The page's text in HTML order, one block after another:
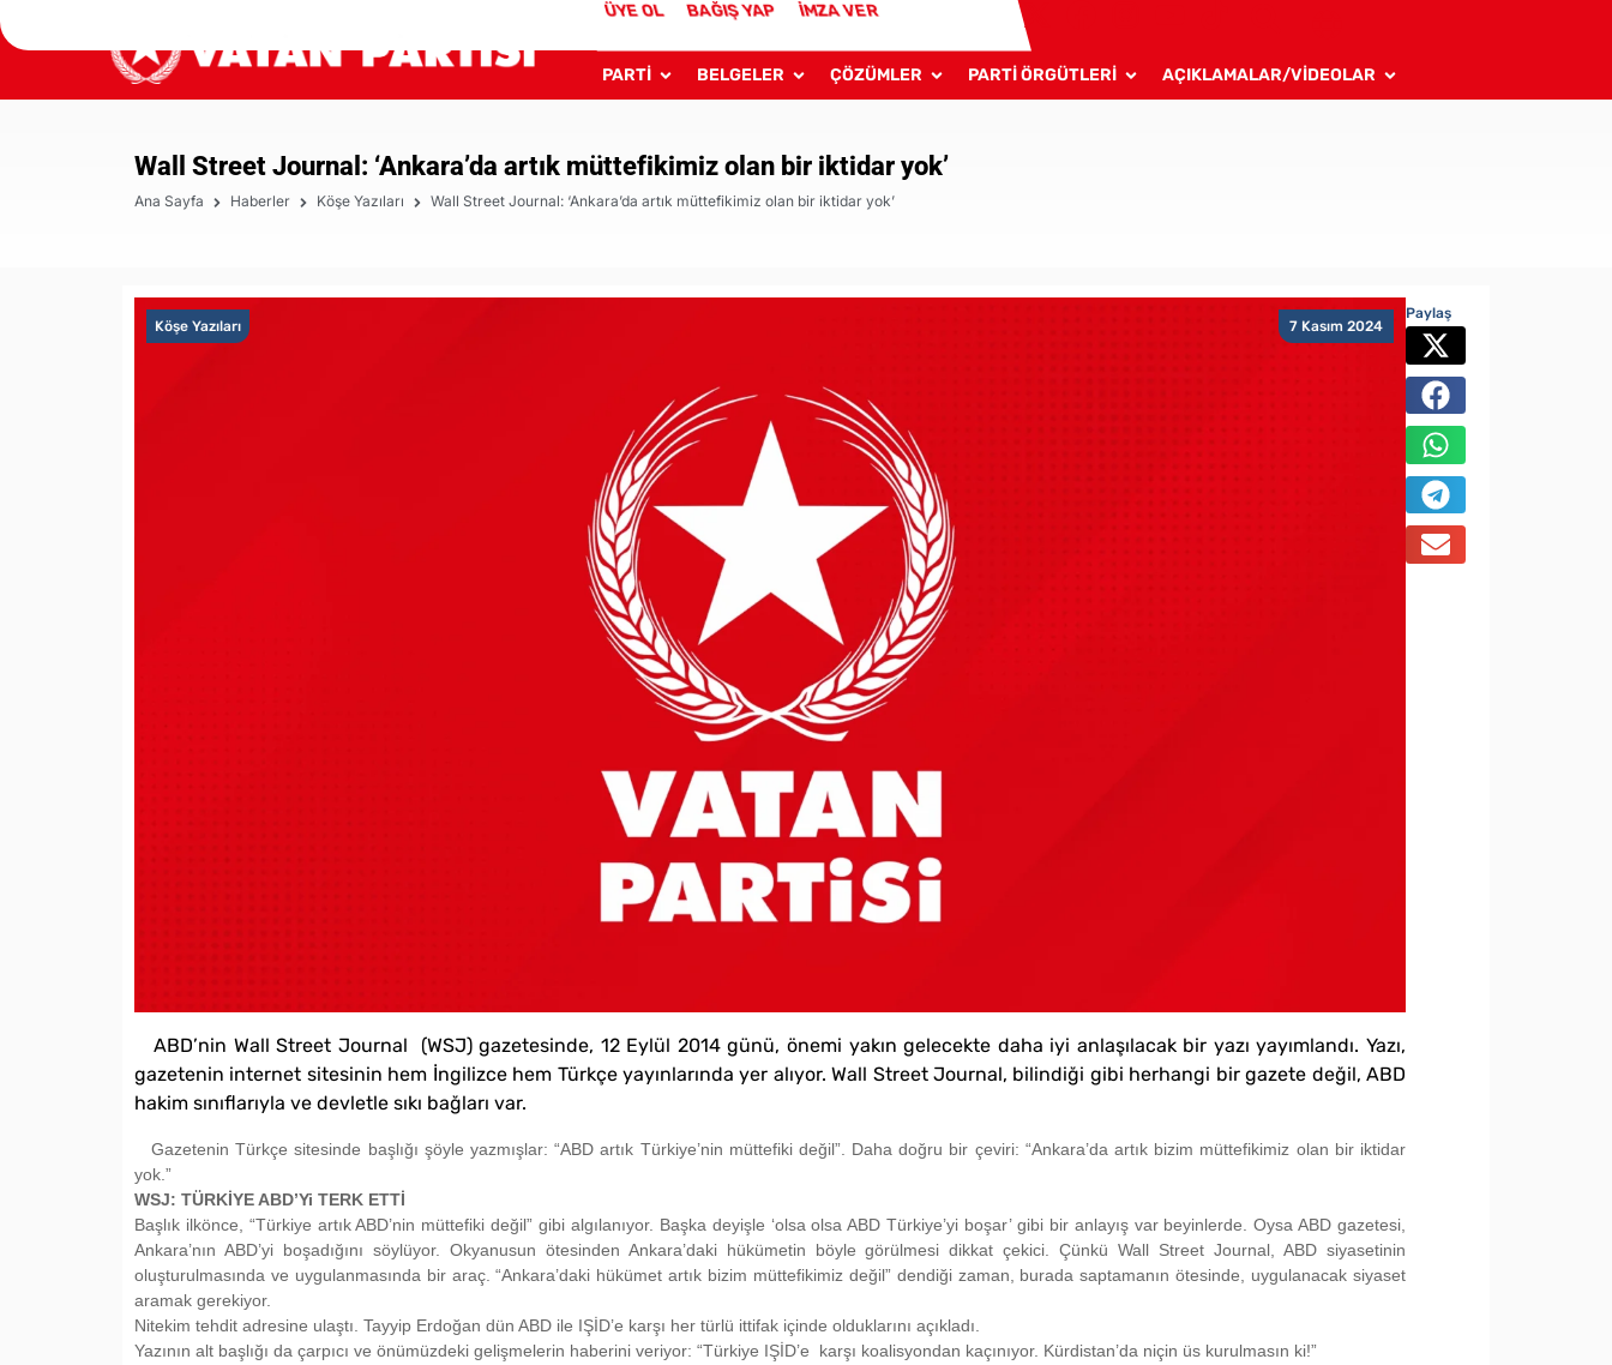
ÜYE OL BAĞIŞ YAP İMZA VER
PARTİ BELGELER ÇÖZÜMLER PARTİ ÖRGÜTLERİ AÇIKLAMALAR/VİDEOLAR
Wall Street Journal: ‘Ankara’da artık müttefikimiz olan bir iktidar yok’
Ana Sayfa Haberler Köşe Yazıları Wall Street Journal: ‘Ankara’da artık müttefikimiz olan bir iktidar yok’
7 Kasım 2024
Köşe Yazıları
ABD’nin Wall Street Journal (WSJ) gazetesinde, 12 Eylül 2014 günü, önemi yakın gelecekte daha iyi anlaşılacak bir yazı yayımlandı. Yazı,
gazetenin internet sitesinin hem İngilizce hem Türkçe yayınlarında yer alıyor. Wall Street Journal, bilindiği gibi herhangi bir gazete değil, ABD
hakim sınıflarıyla ve devletle sıkı bağları var.
Gazetenin Türkçe sitesinde başlığı şöyle yazmışlar: “ABD artık Türkiye’nin müttefiki değil”. Daha doğru bir çeviri: “Ankara’da artık bizim müttefikimiz olan bir iktidar
yok.”
WSJ: TÜRKİYE ABD’Yi TERK ETTİ
Başlık ilkönce, “Türkiye artık ABD’nin müttefiki değil” gibi algılanıyor. Başka deyişle ‘olsa olsa ABD Türkiye’yi boşar’ gibi bir anlayış var beyinlerde. Oysa ABD gazetesi,
Ankara’nın ABD’yi boşadığını söylüyor. Okyanusun ötesinden Ankara’daki hükümetin böyle görülmesi dikkat çekici. Çünkü Wall Street Journal, ABD siyasetinin
oluşturulmasında ve uygulanmasında bir araç. “Ankara’daki hükümet artık bizim müttefikimiz değil” dendiği zaman, burada saptamanın ötesinde, uygulanacak siyaset
aramak gerekiyor.
Nitekim tehdit adresine ulaştı. Tayyip Erdoğan dün ABD ile IŞİD’e karşı her türlü ittifak içinde olduklarını açıkladı.
Yazının alt başlığı da çarpıcı ve önümüzdeki gelişmelerin haberini veriyor: “Türkiye IŞİD’e karşı koalisyondan kaçınıyor. Kürdistan’da niçin üs kurulmasın ki!”
Paylaş